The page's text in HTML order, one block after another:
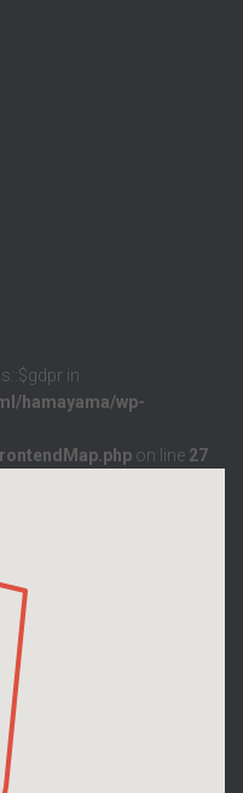
in
hamayama/wp-
on line 27